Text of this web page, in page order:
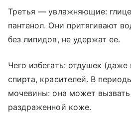
Третья — увлажняющие:
пантенол. Они притягивают
без липидов, не удержат ее.
Чего избегать: отдушек (даже
спирта, красителей. В
мочевины: она может
раздраженной коже.